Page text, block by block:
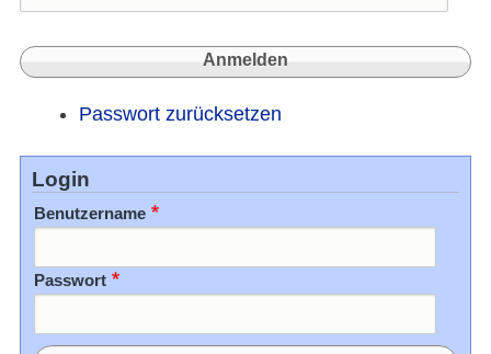
Passwort zurücksetzen
Login
Benutzername
Passwort